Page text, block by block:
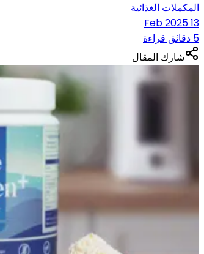
المكملات الغذائية
13 Feb 2025
5 دقائق قراءة
شارك المقال